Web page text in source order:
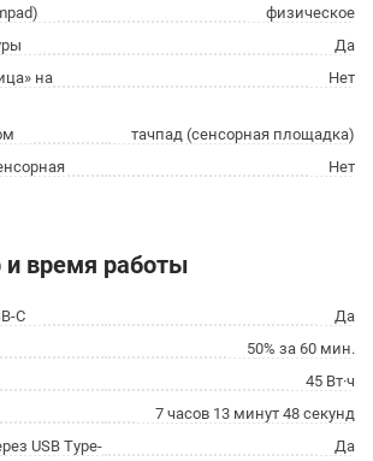
физическое
Да
на
Нет
тачпад (сенсорная площадка)
Нет
и время работы
C
Да
50% за 60 мин.
45 Вт·ч
7 часов 13 минут 48 секунд
USB Type-
Да